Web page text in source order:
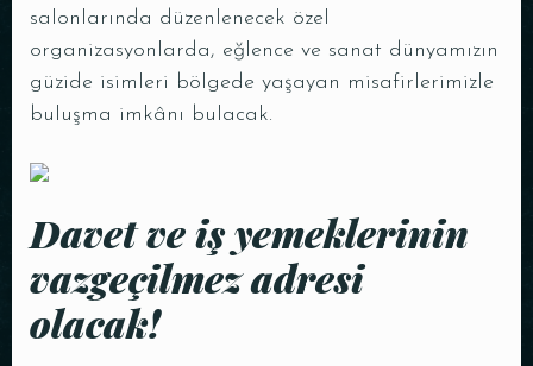
salonlarında düzenlenecek özel
organizasyonlarda, eğlence ve sanat dünyamızın
güzide isimleri bölgede yaşayan misafirlerimizle
buluşma imkânı bulacak.
Davet ve iş yemeklerinin
vazgeçilmez adresi
olacak!